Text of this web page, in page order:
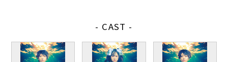
- CAST -